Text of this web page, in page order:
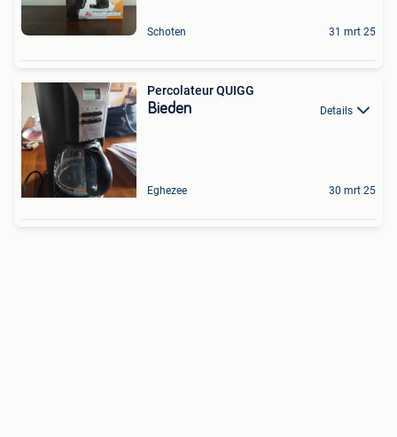
Schoten 31 mrt 25
Percolateur QUIGG
Bieden Details
Eghezee 30 mrt 25